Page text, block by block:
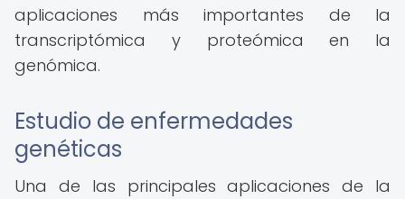
aplicaciones más importantes de la
transcriptómica y proteómica en la
genómica.
Estudio de enfermedades
genéticas
Una de las principales aplicaciones de la